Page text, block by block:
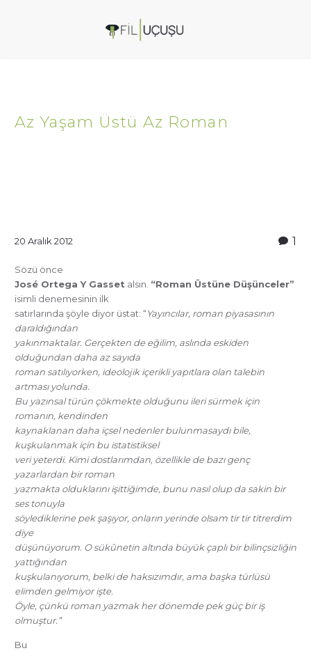
Az Yaşam Üstü Az Roman
1
20 Aralık 2012
Sözü önce
José Ortega Y Gasset alsın. “Roman Üstüne Düşünceler”
isimli denemesinin ilk
satırlarında şöyle diyor üstat: “Yayıncılar, roman piyasasının
daraldığından
yakınmaktalar. Gerçekten de eğilim, aslında eskiden
olduğundan daha az sayıda
roman satılıyorken, ideolojik içerikli yapıtlara olan talebin
artması yolunda.
Bu yazınsal türün çökmekte olduğunu ileri sürmek için
romanın, kendinden
kaynaklanan daha içsel nedenler bulunmasaydı bile,
kuşkulanmak için bu istatistiksel
veri yeterdi. Kimi dostlarımdan, özellikle de bazı genç
yazarlardan bir roman
yazmakta olduklarını işittiğimde, bunu nasıl olup da sakin bir
ses tonuyla
söylediklerine pek şaşıyor, onların yerinde olsam tir tir titrerdim
diye
düşünüyorum. O sükûnetin altında büyük çaplı bir bilinçsizliğin
yattığından
kuşkulanıyorum, belki de haksızımdır, ama başka türlüsü
elimden gelmiyor işte.
Öyle, çünkü roman yazmak her dönemde pek güç bir iş
olmuştur.”
Bu